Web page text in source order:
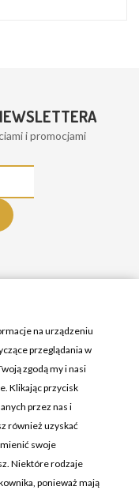
i promocjami
na urządzeniu
przeglądania w
zgodą my i nasi
Klikając przycisk
przez nas i
również uzyskać
swoje
Niektóre rodzaje
ponieważ mają